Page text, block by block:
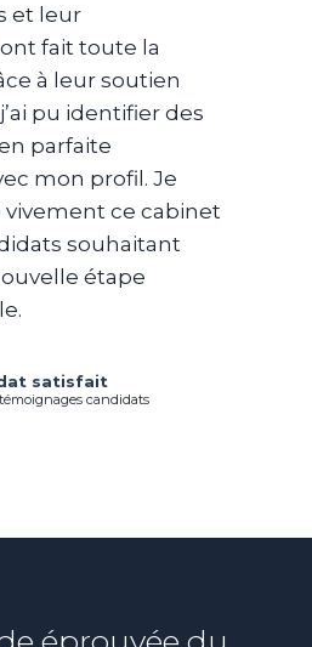
et leur
fait toute la
à leur soutien
pu identifier des
parfaite
mon profil. Je
ce cabinet
souhaitant
étape
satisfait
candidats